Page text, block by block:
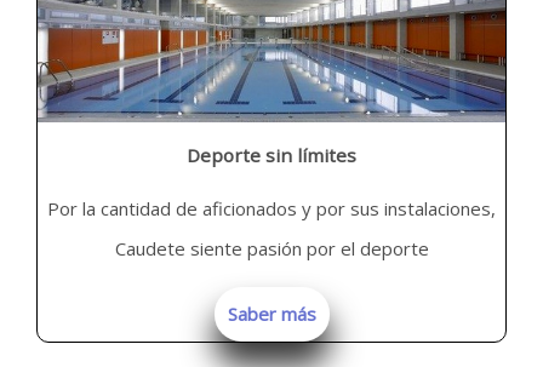
Deporte sin límites
Por la cantidad de aficionados y por sus instalaciones,
Caudete siente pasión por el deporte
Saber más